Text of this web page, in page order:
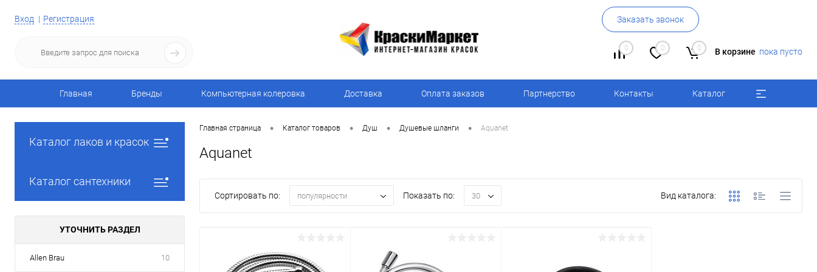
Вход Регистрация Заказать звонок
0 0 0 В корзине пока пусто
Главная Бренды Компьютерная колеровка Доставка Оплата заказов Партнерство Контакты Каталог
Каталог лаков и красок
Каталог сантехники
УТОЧНИТЬ РАЗДЕЛ
Allen Brau 10
Главная страница • Каталог товаров • Душ • Душевые шланги • Aquanet
Aquanet
Сортировать по: популярности Показать по: 30 Вид каталога: